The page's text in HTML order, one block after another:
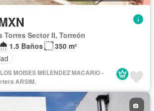
Torres Sector II, Torreón
1.5 Baños
350 m²
MOISES MELENDEZ MACARIO -
ARSIM.